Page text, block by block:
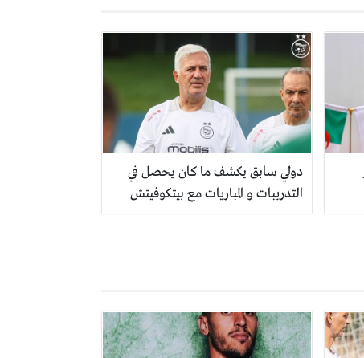
دولي سابق يكشف ما كان يحصل في
التدريبات و المباريات مع بيتكوفيتش